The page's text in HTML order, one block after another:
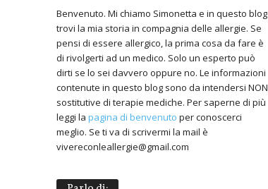
Benvenuto. Mi chiamo Simonetta e in questo blog
trovi la mia storia in compagnia delle allergie. Se
pensi di essere allergico, la prima cosa da fare è
di rivolgerti ad un medico. Solo un esperto può
dirti se lo sei davvero oppure no. Le informazioni
contenute in questo blog sono da intendersi NON
sostitutive di terapie mediche. Per saperne di più
leggi la pagina di benvenuto per conoscerci
meglio. Se ti va di scrivermi la mail è
vivereconleallergie@gmail.com